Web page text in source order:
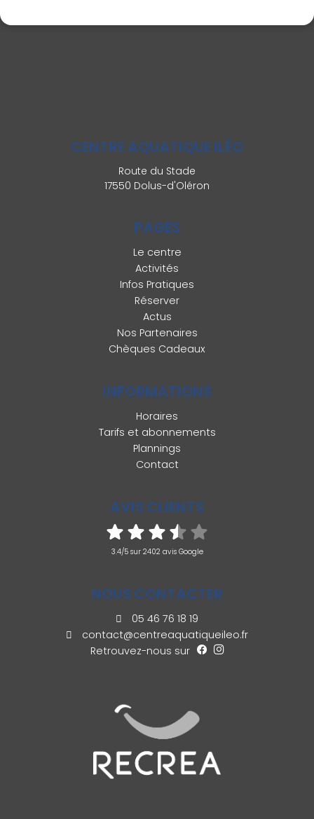
CENTRE AQUATIQUE ILÉO
Route du Stade
17550 Dolus-d'Oléron
PAGES
Le centre
Activités
Infos Pratiques
Réserver
Actus
Nos Partenaires
Chèques Cadeaux
INFORMATIONS
Horaires
Tarifs et abonnements
Plannings
Contact
AVIS CLIENTS
3.4/5 sur 2402 avis Google
NOUS CONTACTER
05 46 76 18 19
contact@centreaquatiqueileo.fr
Retrouvez-nous sur